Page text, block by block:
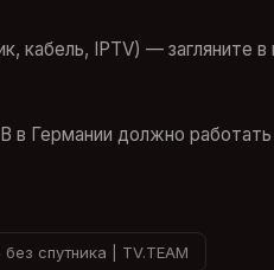
кабель, IPTV) — загляните в
в Германии должно
спутника | TV.TEAM